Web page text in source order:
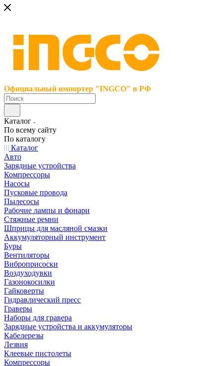
Официальный импортер "INGCO" в РФ
Каталог
По всему сайту
По каталогу
Каталог
Авто
Зарядные устройства
Компрессоры
Насосы
Пусковые провода
Пылесосы
Рабочие лампы и фонари
Стяжные ремни
Шприцы для масляной смазки
Аккумуляторный инструмент
Буры
Вентиляторы
Виброприсоски
Воздуходувки
Газонокосилки
Гайковерты
Гидравлический пресс
Граверы
Наборы для гравера
Зарядные устройства и аккумуляторы
Кабелерезы
Лезвия
Клеевые пистолеты
Компрессоры